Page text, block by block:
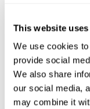
This website
We use cookies
provide social
We also share
our social media,
may combine it
de stimulation
vos caractéristiques
Certains programmes
court terme qui sont